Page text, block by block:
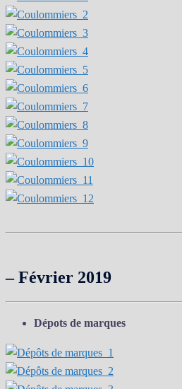
– Février 2019
Dépots de marques